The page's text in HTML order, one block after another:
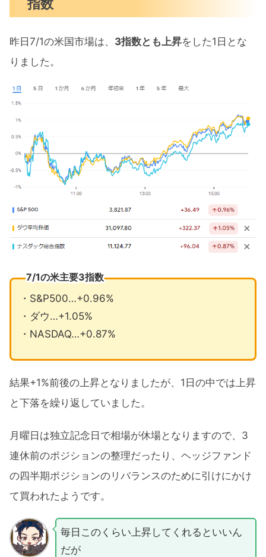
昨日7/1の米国市場は、 3指数とも上昇をした1日とな
りました。
7/1の米主要3指数
・S&P500…+0.96%
・ダウ…+1.05%
・NASDAQ…+0.87%
結果+1%前後の上昇となりましたが、1日の中では上昇
と下落を繰り返していました。
月曜日は独立記念日で相場が休場となりますので、3
連休前のポジションの整理だったり、ヘッジファンド
の四半期ポジションのリバランスのために引けにかけ
て買われたようです。
毎日このくらい上昇してくれるといいん
だが